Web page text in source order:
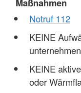
Maßnahmen
Notruf 112
KEINE
unternehmen
KEINE
oder